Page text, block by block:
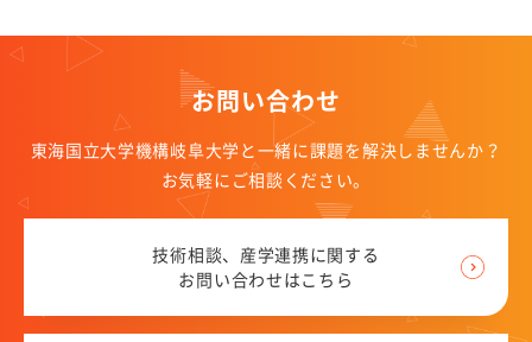
お問い合わせ
東海国立大学機構岐阜大学と一緒に課題を解決しませんか？
お気軽にご相談ください。
技術相談、産学連携に関する
お問い合わせはこちら